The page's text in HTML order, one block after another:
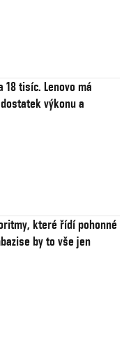
18 tisíc. Lenovo má
dostatek výkonu a
které řídí pohonné
by to vše jen